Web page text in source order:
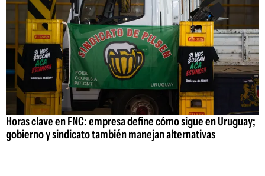
Horas clave en FNC: empresa define cómo sigue en Uruguay;
gobierno y sindicato también manejan alternativas